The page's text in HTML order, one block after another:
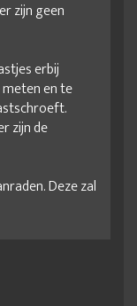
zijn geen
erbij
en te
zijn de
Deze zal